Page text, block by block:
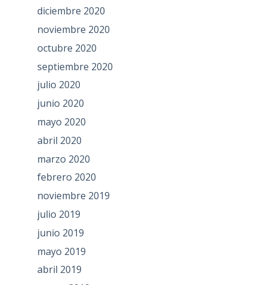
diciembre 2020
noviembre 2020
octubre 2020
septiembre 2020
julio 2020
junio 2020
mayo 2020
abril 2020
marzo 2020
febrero 2020
noviembre 2019
julio 2019
junio 2019
mayo 2019
abril 2019